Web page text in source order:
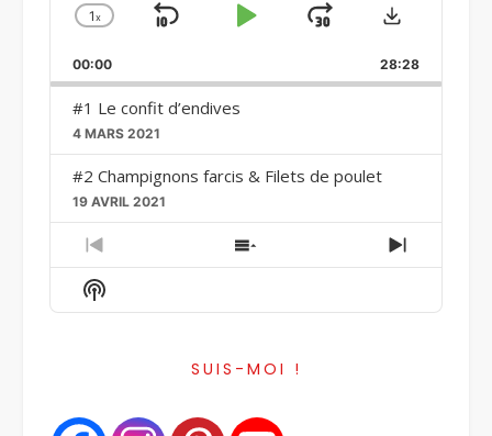
Change
Rate
1x
Skip
Play
Jump
Forward
Download
00:00 28:28
#1 Le confit d’endives
4 MARS 2021
#2 Champignons farcis & Filets de poulet
19 AVRIL 2021
Previous
Episode
Show
Episodes
Next
Episode
Show
Podcast
SUIS-MOI !